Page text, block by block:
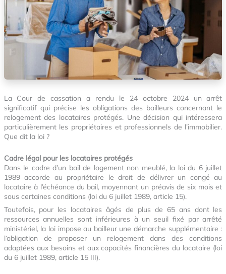
La Cour de cassation a rendu le 24 octobre 2024 un arrêt
significatif qui précise les obligations des bailleurs concernant le
relogement des locataires protégés. Une décision qui intéressera
particulièrement les propriétaires et professionnels de l’immobilier.
Que dit la loi ?
Cadre légal pour les locataires protégés
Dans le cadre d’un bail de logement non meublé, la loi du 6 juillet
1989 accorde au propriétaire le droit de délivrer un congé au
locataire à l’échéance du bail, moyennant un préavis de six mois et
sous certaines conditions (loi du 6 juillet 1989, article 15).
Toutefois, pour les locataires âgés de plus de 65 ans dont les
ressources annuelles sont inférieures à un seuil fixé par arrêté
ministériel, la loi impose au bailleur une démarche supplémentaire :
l’obligation de proposer un relogement dans des conditions
adaptées aux besoins et aux capacités financières du locataire (loi
du 6 juillet 1989, article 15 III).